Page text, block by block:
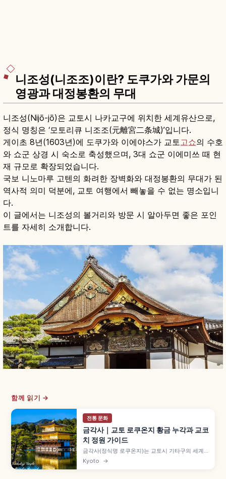
니조성(니조조)이란? 도쿠가와 가문의
영광과 대정봉환의 무대
니조성(Nijō-jō)은 교토시 나카교구에 위치한 세계유산으로,
정식 명칭은 ‘모토리큐 니조조(元離宮二条城)’입니다.
게이초 8년(1603년)에 도쿠가와 이에야스가 교토 고쇼의 수호
와 쇼군 상경 시 숙소로 축성했으며, 3대 쇼군 이에미쓰 때 현
재 규모로 확장되었습니다.
국보 니노마루 고텐의 화려한 장벽화와 대정봉환의 무대가 된
역사적 의미 덕분에, 교토 여행에서 빼놓을 수 없는 명소입니
다.
이 글에서는 니조성의 볼거리와 방문 시 알아두면 좋은 포인
트를 자세히 소개합니다.
함께 읽기 →
전통 문화
금각사｜교토 로쿠온지 황금 누각과 교코
치 정원 가이드
금각사(정식명 로쿠온지)는 교토시 기타구의 세계
문화유산 사찰로, 금박 3층 누각 샤리덴이 상징입니
다. 교코치 연못에 비친 금각, 가을 단풍, 입장료와
Kyoto →